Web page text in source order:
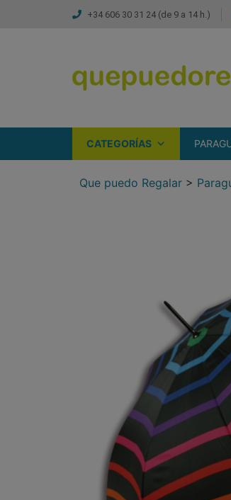
+34 606 30 31 24 (de 9 a 14 h.)
CATEGORÍAS
Que puedo Regalar >